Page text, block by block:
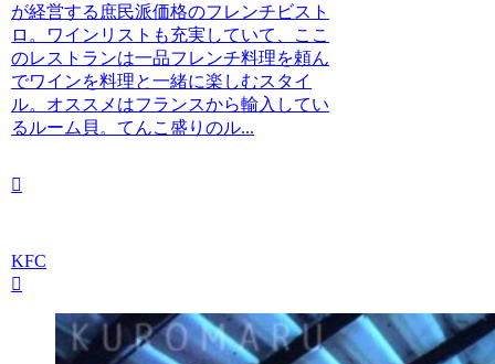
が経営する庶民派価格のフレンチビスト
ロ。ワインリストも充実していて、ここ
のレストランは一品フレンチ料理を頼ん
でワインを料理と一緒に楽しむスタイ
ル。オススメはフランスから輸入してい
るルーム貝。てんこ盛りのル...
KFC